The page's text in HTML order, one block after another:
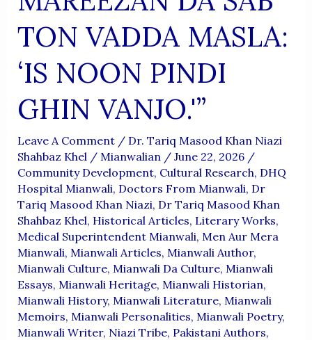
TON VADDA MASLA:
‘IS NOON PINDI
GHIN VANJO.'”
Leave A Comment / Dr. Tariq Masood Khan Niazi
Shahbaz Khel / Mianwalian / June 22, 2026 /
Community Development, Cultural Research, DHQ
Hospital Mianwali, Doctors From Mianwali, Dr
Tariq Masood Khan Niazi, Dr Tariq Masood Khan
Shahbaz Khel, Historical Articles, Literary Works,
Medical Superintendent Mianwali, Men Aur Mera
Mianwali, Mianwali Articles, Mianwali Author,
Mianwali Culture, Mianwali Da Culture, Mianwali
Essays, Mianwali Heritage, Mianwali Historian,
Mianwali History, Mianwali Literature, Mianwali
Memoirs, Mianwali Personalities, Mianwali Poetry,
Mianwali Writer, Niazi Tribe, Pakistani Authors,